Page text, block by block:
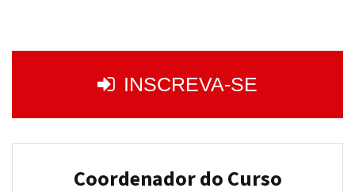
INSCREVA-SE
Coordenador do Curso